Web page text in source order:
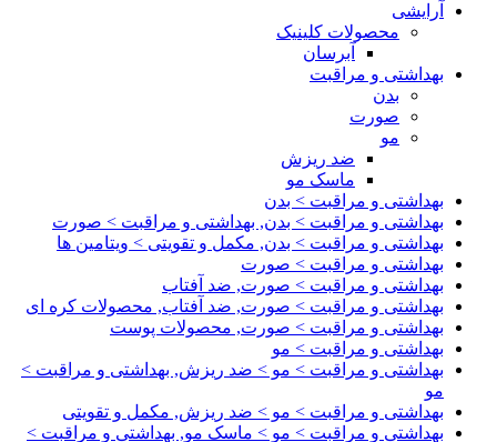
آرایشی
محصولات کلینیک
آبرسان
بهداشتی و مراقبت
بدن
صورت
مو
ضد ریزش
ماسک مو
بهداشتی و مراقبت > بدن
بهداشتی و مراقبت > بدن, بهداشتی و مراقبت > صورت
بهداشتی و مراقبت > بدن, مکمل و تقویتی > ویتامین ها
بهداشتی و مراقبت > صورت
بهداشتی و مراقبت > صورت, ضد آفتاب
بهداشتی و مراقبت > صورت, ضد آفتاب, محصولات کره ای
بهداشتی و مراقبت > صورت, محصولات پوست
بهداشتی و مراقبت > مو
بهداشتی و مراقبت > مو > ضد ریزش, بهداشتی و مراقبت >
مو
بهداشتی و مراقبت > مو > ضد ریزش, مکمل و تقویتی
بهداشتی و مراقبت > مو > ماسک مو, بهداشتی و مراقبت >